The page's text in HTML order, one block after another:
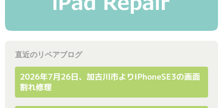
直近のリペアブログ
2026年7月26日、加古川市よりiPhoneSE3の画面
割れ修理